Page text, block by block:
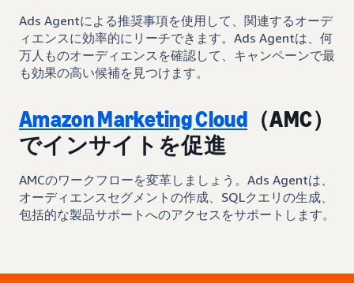
Ads Agentによる推奨事項を使用して、関連するオーデ
ィエンスに効率的にリーチできます。Ads Agentは、何
万人ものオーディエンスを確認して、キャンペーンで最
も効果の高い候補を見つけます。
Amazon Marketing Cloud （AMC）
でインサイトを促進
AMCのワークフローを変革しましょう。Ads Agentは、
オーディエンスセグメントの作成、SQLクエリの生成、
包括的な製品サポートへのアクセスをサポートします。